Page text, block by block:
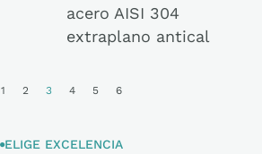
acero AISI 304
extraplano antical
1 2 3 4 5 6
ELIGE EXCELENCIA